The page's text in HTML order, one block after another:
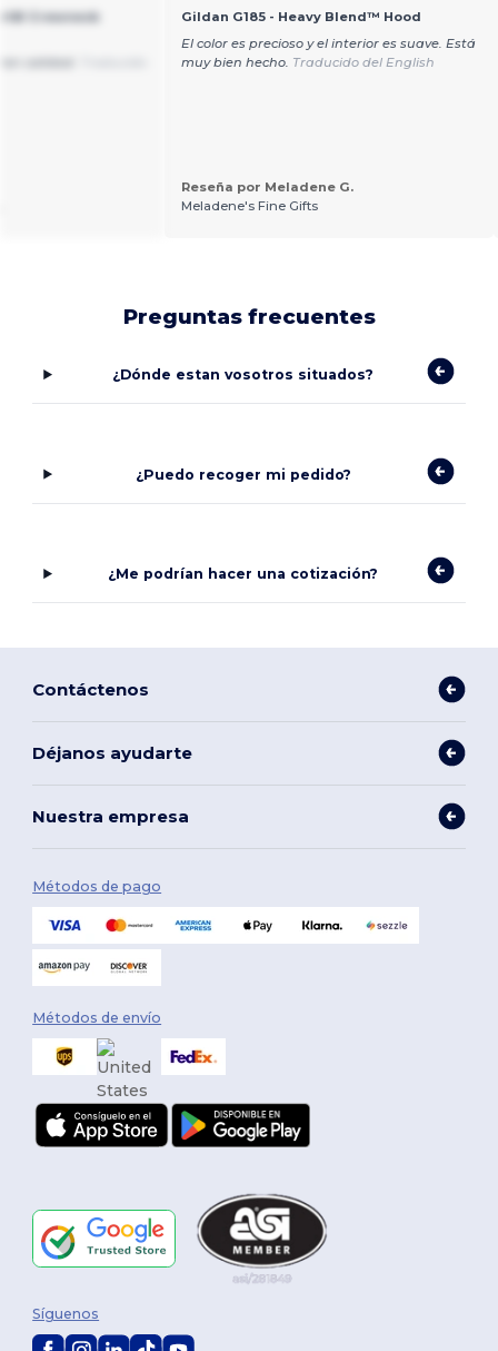
Crewneck
Gildan G185 - Heavy Blend™ Hood
El color es precioso y el interior es suave. Está
muy bien hecho. Traducido del English
Reseña por Meladene G.
Meladene's Fine Gifts
Preguntas frecuentes
¿Dónde estan vosotros situados?
¿Puedo recoger mi pedido?
¿Me podrían hacer una cotización?
Contáctenos
Déjanos ayudarte
Nuestra empresa
Métodos de pago
Métodos de envío
Síguenos